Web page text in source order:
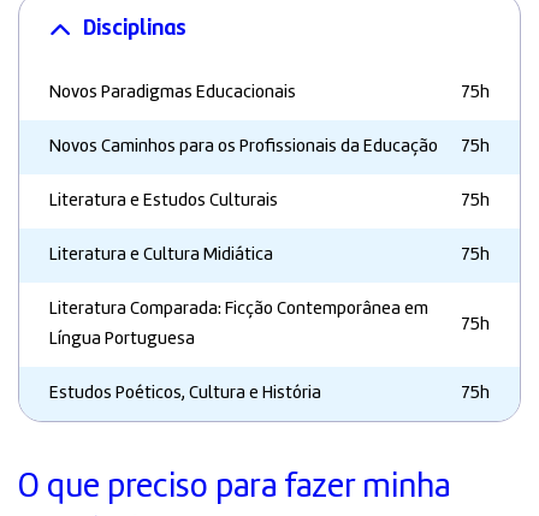
Disciplinas
Novos Paradigmas Educacionais 75h
Novos Caminhos para os Profissionais da Educação 75h
Literatura e Estudos Culturais 75h
Literatura e Cultura Midiática 75h
Literatura Comparada: Ficção Contemporânea em
Língua Portuguesa
75h
Estudos Poéticos, Cultura e História 75h
O que preciso para fazer minha